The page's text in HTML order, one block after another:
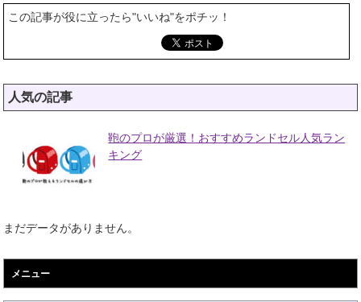
この記事が役に立ったら"いいね"をポチッ！
人気の記事
鞄のプロが厳選！おすすめランドセル人気ラン
キング
まだデータがありません。
メニュー